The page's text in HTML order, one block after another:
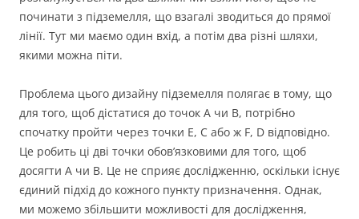
починати з підземелля, що взагалі зводиться до прямої
лінії. Тут ми маємо один вхід, а потім два різні шляхи,
якими можна піти.
Проблема цього дизайну підземелля полягає в тому, що
для того, щоб дістатися до точок A чи B, потрібно
спочатку пройти через точки E, C або ж F, D відповідно.
Це робить ці дві точки обов’язковими для того, щоб
досягти A чи B. Це не сприяє дослідженню, оскільки існує
єдиний підхід до кожного пункту призначення. Однак,
ми можемо збільшити можливості для дослідження,